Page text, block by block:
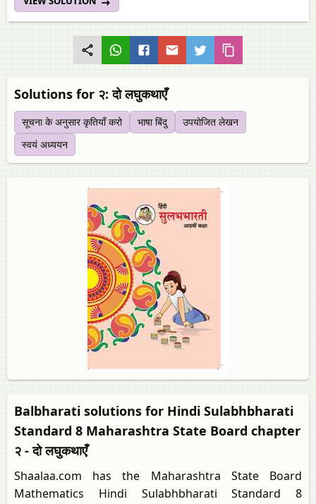
Solutions for २: दो लघुकथाएँ
सूचना के अनुसार कृतियाँ करो भाषा बिंदु
उपयोजित लेखन
स्‍वयं अध्ययन
Balbharati solutions for Hindi Sulabhbharati
Standard 8 Maharashtra State Board chapter
२ - दो लघुकथाएँ
Shaalaa.com has the Maharashtra State Board
Mathematics Hindi Sulabhbharati Standard 8